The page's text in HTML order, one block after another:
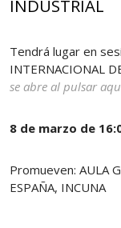
INDUSTRIAL
Tendrá lugar en
INTERNACIONAL
se abre al pulsar
8 de marzo de
Promueven: AULA
ESPAÑA, INCUNA